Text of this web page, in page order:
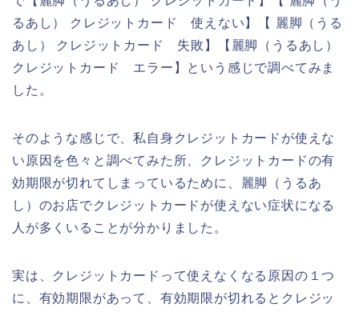
るあし） クレジットカード 使えない】【 麗脚（うる
あし） クレジットカード 失敗】【麗脚（うるあし）
クレジットカード エラー】という感じで調べてみま
した。
そのような感じで、私自身クレジットカードが使えな
い原因を色々と調べてみた所、クレジットカードの有
効期限が切れてしまっているために、麗脚（うるあ
し）のお店でクレジットカードが使えない症状になる
人が多くいることが分かりました。
実は、クレジットカードって使えなくなる原因の１つ
に、有効期限があって、有効期限が切れるとクレジッ